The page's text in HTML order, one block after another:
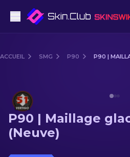
Fusils
Fusils de Précision
ACCUEIL SMG P90 P90 |
P90 | Maillage
(Neuve)